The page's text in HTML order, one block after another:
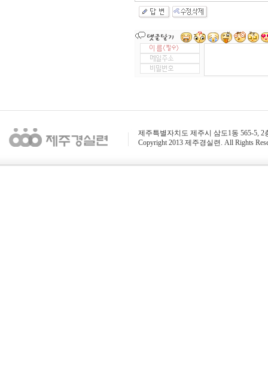
제주특별자치도 제주시 삼도1동 565-5, 2
Copyright 2013 제주경실련. All Rights